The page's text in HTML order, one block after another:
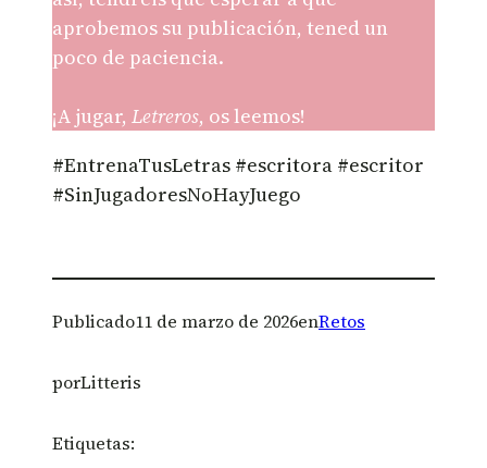
aprobemos su publicación, tened un
poco de paciencia.
¡A jugar, Letreros, os leemos!
#EntrenaTusLetras #escritora #escritor
#SinJugadoresNoHayJuego
Publicado11 de marzo de 2026enRetos
porLitteris
Etiquetas: